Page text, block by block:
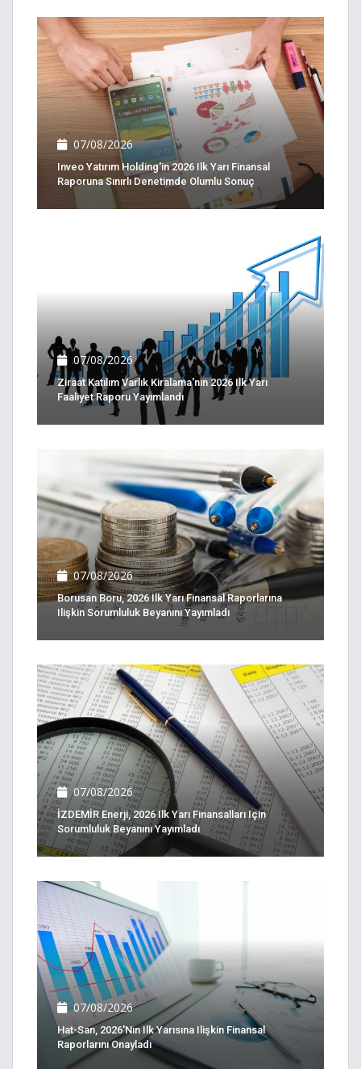
07/08/2026
Inveo Yatırım Holding'in 2026 Ilk Yarı Finansal
Raporuna Sınırlı Denetimde Olumlu Sonuç
07/08/2026
Ziraat Katılım Varlık Kiralama'nın 2026 Ilk Yarı
Faaliyet Raporu Yayımlandı
07/08/2026
Borusan Boru, 2026 Ilk Yarı Finansal Raporlarına
Ilişkin Sorumluluk Beyanını Yayımladı
07/08/2026
İZDEMİR Enerji, 2026 Ilk Yarı Finansalları Için
Sorumluluk Beyanını Yayımladı
07/08/2026
Hat-San, 2026'nın Ilk Yarısına Ilişkin Finansal
Raporlarını Onayladı